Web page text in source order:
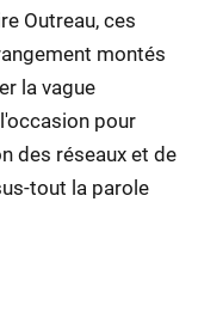
Outreau, ces
montés
la vague
pour
des réseaux et de
tout la parole